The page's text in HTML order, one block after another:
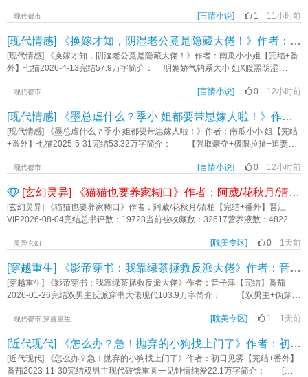
手链带在另一个女孩手上。 有替苏绵绵打抱不平的人问他，“这么多年，把苏
呗，不然还能是什么。” 后来，苏绵绵闪婚，代替姐姐嫁给商圈大佬，唐云峥
急了，“绵绵，能不能回头，我现在才明白爱的人一直是你。” 禁欲大佬搂着苏
绵绵的腰眉眼冷厉，“机会只有一次，你已经错过了。” 转身，把苏绵绵揉进怀
标签：先婚后爱,虐恋,甜宠,豪门总裁,追妻火葬场,都市,现代言情《代替姐姐联姻
现代都市 [言情小说] 1 11小时前
[现代情感] 《换嫁才知，阴湿老公竟是隐藏大佬！》作者：南瓜小小姐【完结+番外】
[现代情感] 《换嫁才知，阴湿老公竟是隐藏大佬！》作者：南瓜小小姐【完结+番
外】七猫2026-4-13完结57.9万字简介： 明媚娇气钓系大小 姐X腹黑阴湿
决意退婚。 退婚当日，沈嘉年缺席，沈母咄咄逼人，“婚约是自小定下的，两
时包厢处进来一男人，身量挺拔，五官锋利邪肆，许知愿俏生生的眼珠子一转，
伸手指向他，“不取消也行，沈家儿子又不是只有一个，换个人喽。” ……
沈让是沈嘉年同父异母的哥哥，“让” 这个字寓意谦虚，不争抢，不论是沈家的产
若玫瑰的小公主产生任何交集，直到有一天那朵玫瑰自己掉在他怀里，心口发
个上了锁的房间，婚后某天许知愿不慎闯入，在看见墙壁上密密麻麻的照片时，
震惊的失了声。 她想逃，被一个高大强势的身影一步步逼退到墙角，男人阴
沉的声音如同毒舌吐着信子，“怎么办呢宝宝，被你发现了我的秘密，这次是真的
佬！》作者：南瓜小小姐
现代都市 [言情小说] 0 12小时前
[现代情感] 《墨总虐什么？季小 姐都要带崽嫁人啦！》作者：南瓜小小 姐【完结+番外】
[现代情感] 《墨总虐什么？季小 姐都要带崽嫁人啦！》作者：南瓜小小 姐【完结
+番外】七猫2025-5-31完结53.32万字简介： 【强取豪夺+极限拉扯+追妻火
着求到他面前。 “墨总，求求你救救她，再不手术，她就没命了。” 如今的
宝的男人。 他看她的眼神没有爱，只有浓烈的恨。 “救她？好啊，跟我三
个月，我答应你。” 为了救小女娃，季清柠委身于他。 但一直到最后，她
才知道，墨池不过是在戏耍她。 他非但不救，还勒令所有能救小女娃的医生
了， “墨池，你不是人，你跟你妹妹一样，就是个视人命为草芥的畜生！”
复，可为什么看着她难过，却没有半点报复成功的快感？ 后来，季清柠转身
嫁人。 婚礼前夕，墨池才知道，那个被他视为草芥的小女娃竟是他的孩
子！ 那个他以为被季清柠狠心“杀”死的孩子，原来，竟被她偷偷生下来
场， “季清柠，带着我的孩子嫁人，谁给你的胆子？” ​ 书籍标签：破镜
季小姐都要带崽嫁人啦！》作者：南瓜小小姐
现代都市 [言情小说] 0 12小时前
[玄幻灵异] 《猫猫也要养家糊口》作者：阿葳/花秋月/清柏【完结+番外】
[玄幻灵异] 《猫猫也要养家糊口》作者：阿葳/花秋月/清柏【完结+番外】晋江
VIP2026-08-04完结总书评数：19728当前被收藏数：32617营养液数：48222文
呆的狸花猫爷，后头有群等着嘎蛋的流浪猫狗，年仅十八的江亦一穷得吃不上饭
诊。 开诊首日无人问津，直到某警打假进了直播间，并询问一警犬总是呼吸
不上且拼命喘，送去医院也检查不出来毛病是什么原因。 江亦一和屏幕对面
的德牧对视了一眼，“装的。” 某警：“你说啥？” 江亦一：“它觉得工作压力
犬。” 直播观众纷纷嘲笑主播小丑，马上就会被封号，可没多久某警回来了，
医？！ 江亦一话少又不会解释，却凭借一次次当场打脸，硬是把自己送上了
直播榜第一。 本以为只是赚钱糊口，谁知一脚踏进警局编外名单，从此一边
养家，一边破案，一边被某人盯上。 屈政彧(yù)是名光荣的人民警察，高大
灵异玄幻 [耽美专区] 0 1天前
[穿越重生] 《影帝穿书：我靠绿茶拯救反派大佬》作者：音子津【完结】
[穿越重生] 《影帝穿书：我靠绿茶拯救反派大佬》作者：音子津【完结】番茄
2026-01-26完结双男主反派穿书大佬现代103.9万字简介： 【双男主+伪穿书
澈，史上最年轻五金影帝，人生赢家，却有个“坏”习惯——爱骂书！ 还只骂一
年！ 报应来了。 一睁眼，他成了荒野求生综艺里查无此人的十八线糊
咖，饿得眼冒金星，镜头都没蹭上。 更绝的是，他心心念念的大反派，竟以
金主爸爸的身份空降现场！真人帅得惨绝人寰！ 程澈内心：“握草！帅死我了
现代都市,穿越重生 [耽美专区] 1 1天前
[近代现代] 《怎么办？急！抛弃的小狗找上门了》作者：初日见雾【完结+番外】
[近代现代] 《怎么办？急！抛弃的小狗找上门了》作者：初日见雾【完结+番外】
番茄2023-11-30完结双男主现代破镜重圆一见钟情纯爱22.1万字简介： [双男